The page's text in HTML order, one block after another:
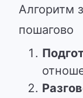
Алгоритм
пошагово